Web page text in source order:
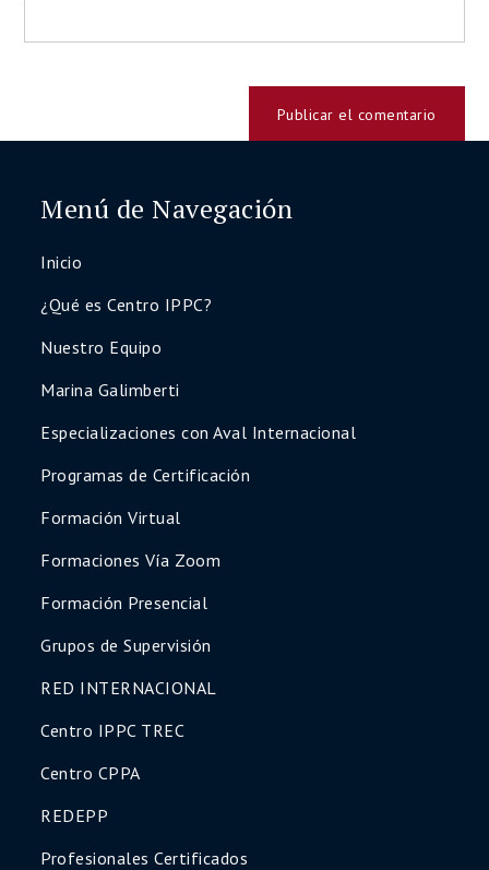
Menú de Navegación
Inicio
¿Qué es Centro IPPC?
Nuestro Equipo
Marina Galimberti
Especializaciones con Aval Internacional
Programas de Certificación
Formación Virtual
Formaciones Vía Zoom
Formación Presencial
Grupos de Supervisión
RED INTERNACIONAL
Centro IPPC TREC
Centro CPPA
REDEPP
Profesionales Certificados